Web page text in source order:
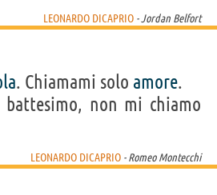
LEONARDO DICAPRIO - Jordan Belfort
. Chiamami solo amore.
non mi chiamo
LEONARDO DICAPRIO - Romeo Montecchi